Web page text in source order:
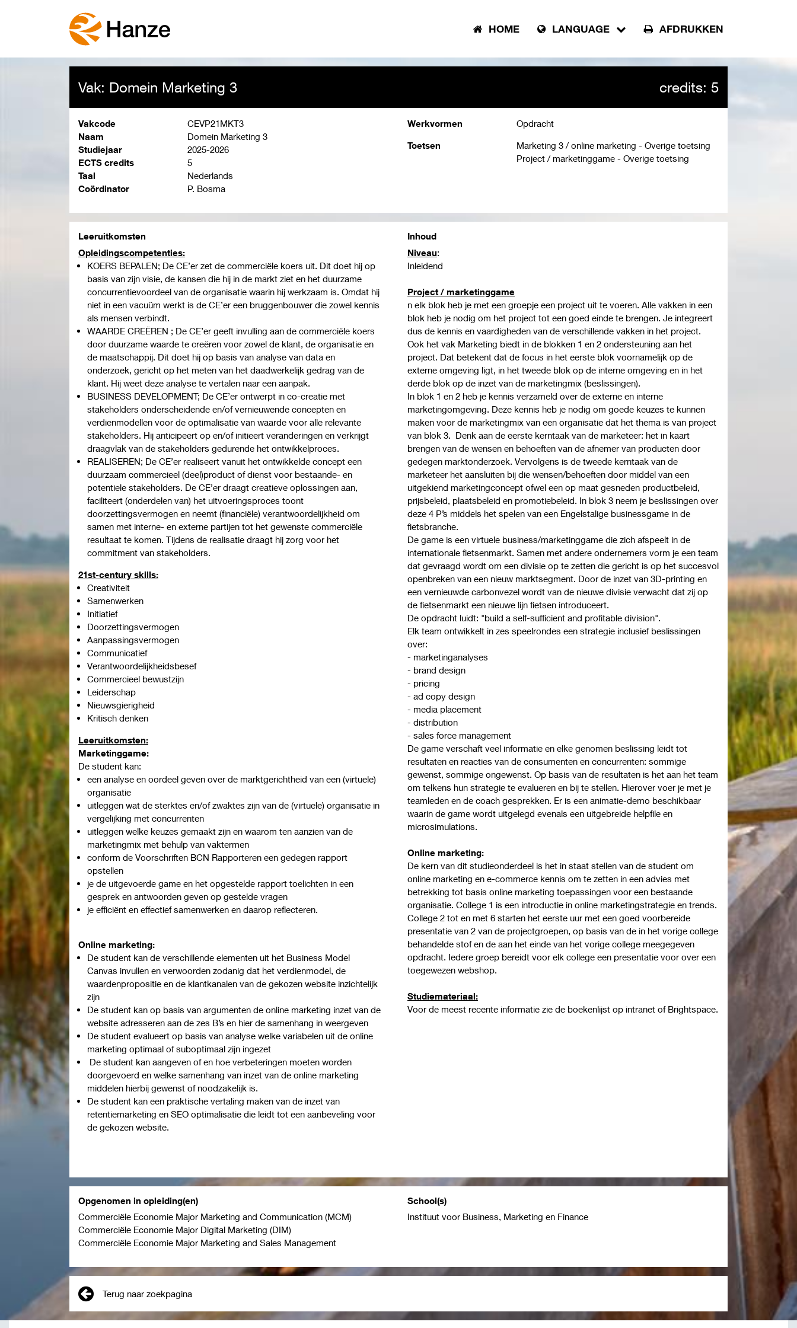
HOME LANGUAGE AFDRUKKEN
Vak: Domein Marketing 3 credits: 5
Vakcode
CEVP21MKT3
Naam
Domein Marketing 3
Studiejaar
2025-2026
ECTS credits
5
Taal
Nederlands
Coördinator
P. Bosma
Werkvormen Opdracht
Toetsen
Marketing 3 / online marketing - Overige toetsing
Project / marketinggame - Overige toetsing
Leeruitkomsten
Opleidingscompetenties:
KOERS BEPALEN; De CE’er zet de commerciële koers uit. Dit doet hij op
basis van zijn visie, de kansen die hij in de markt ziet en het duurzame
concurrentievoordeel van de organisatie waarin hij werkzaam is. Omdat hij
niet in een vacuüm werkt is de CE’er een bruggenbouwer die zowel kennis
als mensen verbindt.
WAARDE CREËREN ; De CE’er geeft invulling aan de commerciële koers
door duurzame waarde te creëren voor zowel de klant, de organisatie en
de maatschappij. Dit doet hij op basis van analyse van data en
onderzoek, gericht op het meten van het daadwerkelijk gedrag van de
klant. Hij weet deze analyse te vertalen naar een aanpak.
BUSINESS DEVELOPMENT; De CE’er ontwerpt in co-creatie met
stakeholders onderscheidende en/of vernieuwende concepten en
verdienmodellen voor de optimalisatie van waarde voor alle relevante
stakeholders. Hij anticipeert op en/of initieert veranderingen en verkrijgt
draagvlak van de stakeholders gedurende het ontwikkelproces.
REALISEREN; De CE’er realiseert vanuit het ontwikkelde concept een
duurzaam commercieel (deel)product of dienst voor bestaande- en
potentiele stakeholders. De CE’er draagt creatieve oplossingen aan,
faciliteert (onderdelen van) het uitvoeringsproces toont
doorzettingsvermogen en neemt (financiële) verantwoordelijkheid om
samen met interne- en externe partijen tot het gewenste commerciële
resultaat te komen. Tijdens de realisatie draagt hij zorg voor het
commitment van stakeholders.
21st-century skills:
Creativiteit
Samenwerken
Initiatief
Doorzettingsvermogen
Aanpassingsvermogen
Communicatief
Verantwoordelijkheidsbesef
Commercieel bewustzijn
Leiderschap
Nieuwsgierigheid
Kritisch denken
Leeruitkomsten:
Marketinggame:
De student kan:
een analyse en oordeel geven over de marktgerichtheid van een (virtuele)
organisatie
uitleggen wat de sterktes en/of zwaktes zijn van de (virtuele) organisatie in
vergelijking met concurrenten
uitleggen welke keuzes gemaakt zijn en waarom ten aanzien van de
marketingmix met behulp van vaktermen
conform de Voorschriften BCN Rapporteren een gedegen rapport
opstellen
je de uitgevoerde game en het opgestelde rapport toelichten in een
gesprek en antwoorden geven op gestelde vragen
je efficiënt en effectief samenwerken en daarop reflecteren.
Online marketing:
De student kan de verschillende elementen uit het Business Model
Canvas invullen en verwoorden zodanig dat het verdienmodel, de
waardenpropositie en de klantkanalen van de gekozen website inzichtelijk
zijn
De student kan op basis van argumenten de online marketing inzet van de
website adresseren aan de zes B’s en hier de samenhang in weergeven
De student evalueert op basis van analyse welke variabelen uit de online
marketing optimaal of suboptimaal zijn ingezet
De student kan aangeven of en hoe verbeteringen moeten worden
doorgevoerd en welke samenhang van inzet van de online marketing
middelen hierbij gewenst of noodzakelijk is.
De student kan een praktische vertaling maken van de inzet van
retentiemarketing en SEO optimalisatie die leidt tot een aanbeveling voor
de gekozen website.
Inhoud
Niveau:
Inleidend
Project / marketinggame
n elk blok heb je met een groepje een project uit te voeren. Alle vakken in een
blok heb je nodig om het project tot een goed einde te brengen. Je integreert
dus de kennis en vaardigheden van de verschillende vakken in het project.
Ook het vak Marketing biedt in de blokken 1 en 2 ondersteuning aan het
project. Dat betekent dat de focus in het eerste blok voornamelijk op de
externe omgeving ligt, in het tweede blok op de interne omgeving en in het
derde blok op de inzet van de marketingmix (beslissingen).
In blok 1 en 2 heb je kennis verzameld over de externe en interne
marketingomgeving. Deze kennis heb je nodig om goede keuzes te kunnen
maken voor de marketingmix van een organisatie dat het thema is van project
van blok 3. Denk aan de eerste kerntaak van de marketeer: het in kaart
brengen van de wensen en behoeften van de afnemer van producten door
gedegen marktonderzoek. Vervolgens is de tweede kerntaak van de
marketeer het aansluiten bij die wensen/behoeften door middel van een
uitgekiend marketingconcept ofwel een op maat gesneden productbeleid,
prijsbeleid, plaatsbeleid en promotiebeleid. In blok 3 neem je beslissingen over
deze 4 P’s middels het spelen van een Engelstalige businessgame in de
fietsbranche.
De game is een virtuele business/marketinggame die zich afspeelt in de
internationale fietsenmarkt. Samen met andere ondernemers vorm je een team
dat gevraagd wordt om een divisie op te zetten die gericht is op het succesvol
openbreken van een nieuw marktsegment. Door de inzet van 3D-printing en
een vernieuwde carbonvezel wordt van de nieuwe divisie verwacht dat zij op
de fietsenmarkt een nieuwe lijn fietsen introduceert.
De opdracht luidt: "build a self-sufficient and profitable division".
Elk team ontwikkelt in zes speelrondes een strategie inclusief beslissingen
over:
- marketinganalyses
- brand design
- pricing
- ad copy design
- media placement
- distribution
- sales force management
De game verschaft veel informatie en elke genomen beslissing leidt tot
resultaten en reacties van de consumenten en concurrenten: sommige
gewenst, sommige ongewenst. Op basis van de resultaten is het aan het team
om telkens hun strategie te evalueren en bij te stellen. Hierover voer je met je
teamleden en de coach gesprekken. Er is een animatie-demo beschikbaar
waarin de game wordt uitgelegd evenals een uitgebreide helpfile en
microsimulations.
Online marketing:
De kern van dit studieonderdeel is het in staat stellen van de student om
online marketing en e-commerce kennis om te zetten in een advies met
betrekking tot basis online marketing toepassingen voor een bestaande
organisatie. College 1 is een introductie in online marketingstrategie en trends.
College 2 tot en met 6 starten het eerste uur met een goed voorbereide
presentatie van 2 van de projectgroepen, op basis van de in het vorige college
behandelde stof en de aan het einde van het vorige college meegegeven
opdracht. Iedere groep bereidt voor elk college een presentatie voor over een
toegewezen webshop.
Studiemateriaal:
Voor de meest recente informatie zie de boekenlijst op intranet of Brightspace.
Opgenomen in opleiding(en)
Commerciële Economie Major Marketing and Communication (MCM)
Commerciële Economie Major Digital Marketing (DIM)
Commerciële Economie Major Marketing and Sales Management
School(s)
Instituut voor Business, Marketing en Finance
Terug naar zoekpagina